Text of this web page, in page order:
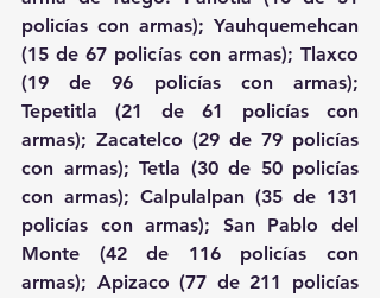
policías con armas); Yauhquemehcan
(15 de 67 policías con armas); Tlaxco
(19 de 96 policías con armas);
Tepetitla (21 de 61 policías con
armas); Zacatelco (29 de 79 policías
con armas); Tetla (30 de 50 policías
con armas); Calpulalpan (35 de 131
policías con armas); San Pablo del
Monte (42 de 116 policías con
armas); Apizaco (77 de 211 policías